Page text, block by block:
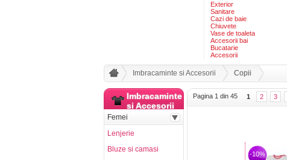
Exterior
Sanitare
Cazi de baie
Chiuvete
Vase de toaleta
Accesorii bai
Bucatarie
Accesorii
Imbracaminte si Accesorii Copii
Pagina 1 din 45 1 2 3
-10%
Imbracaminte
si Accesorii
Femei
Lenjerie
Bluze si camasi